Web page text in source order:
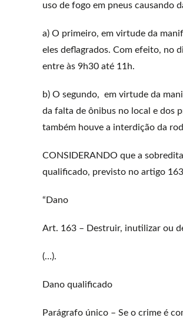
uso de fogo em pneus causando
a) O primeiro, em virtude da
eles deflagrados. Com efeito, no
entre às 9h30 até 11h.
b) O segundo, em virtude da
da falta de ônibus no local e dos
também houve a interdição da
CONSIDERANDO que a
qualificado, previsto no artigo
“Dano
Art. 163 – Destruir, inutilizar ou
(…).
Dano qualificado
Parágrafo único – Se o crime é